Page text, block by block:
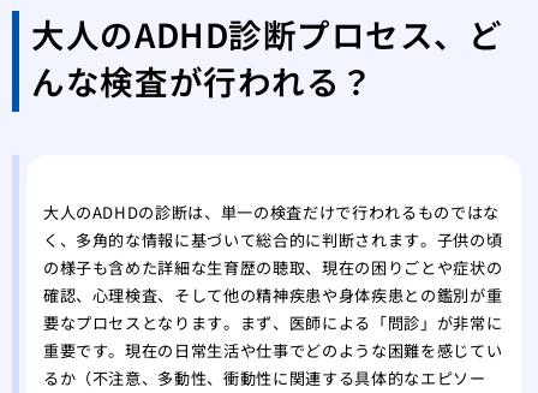
通
開
姓
録
の
大人のADHD診断プロセス、ど
んな検査が行われる？
大人のADHDの診断は、単一の検査だけで行われるものではな
く、多角的な情報に基づいて総合的に判断されます。子供の頃
の様子も含めた詳細な生育歴の聴取、現在の困りごとや症状の
確認、心理検査、そして他の精神疾患や身体疾患との鑑別が重
要なプロセスとなります。まず、医師による「問診」が非常に
重要です。現在の日常生活や仕事でどのような困難を感じてい
るか（不注意、多動性、衝動性に関連する具体的なエピソー